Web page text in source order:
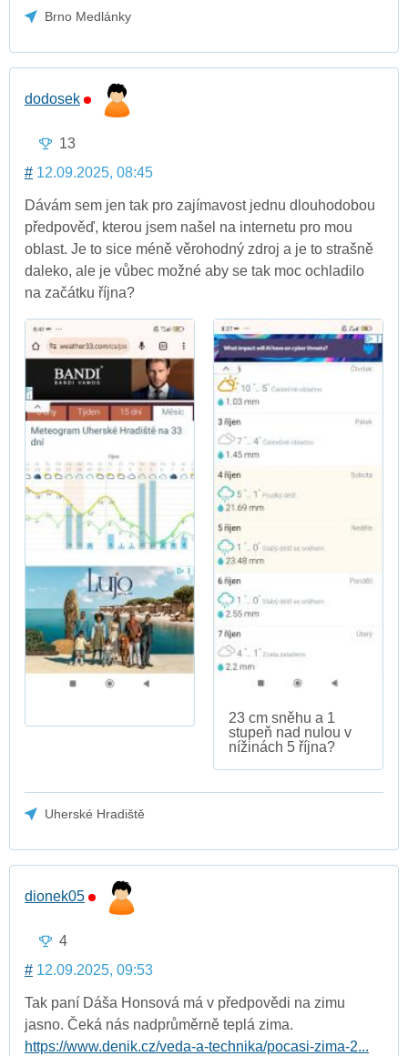
Brno Medlánky
dodosek
13
# 12.09.2025, 08:45
Dávám sem jen tak pro zajímavost jednu dlouhodobou
předpověď, kterou jsem našel na internetu pro mou
oblast. Je to sice méně věrohodný zdroj a je to strašně
daleko, ale je vůbec možné aby se tak moc ochladilo
na začátku října?
23 cm sněhu a 1
stupeň nad nulou v
nížinách 5 října?
Uherské Hradiště
dionek05
4
# 12.09.2025, 09:53
Tak paní Dáša Honsová má v předpovědi na zimu
jasno. Čeká nás nadprůměrně teplá zima.
https://www.denik.cz/veda-a-technika/pocasi-zima-2...